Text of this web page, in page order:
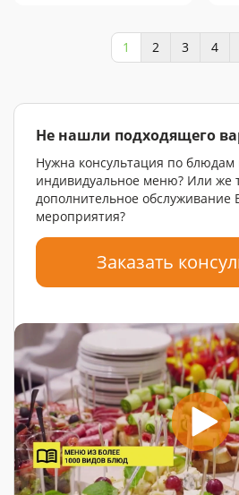
1 2 3 4
Не нашли подходящего
Нужна консультация по блюдам
индивидуальное меню? Или же
дополнительное обслуживание
мероприятия?
Заказать